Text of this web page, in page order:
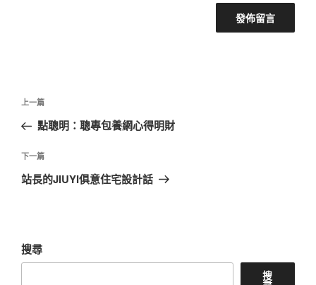
文
導
覽
上
一
文
章
上一篇
點聰明：聰專包養網心得明財
下
一
下一篇
站長的JIUYI俱意住宅設計話
搜尋
搜